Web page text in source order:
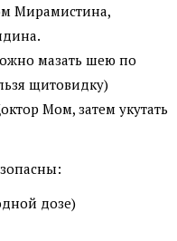
Мирамистина,
мазать шею по
щитовидку)
Мом, затем укутать
дозе)